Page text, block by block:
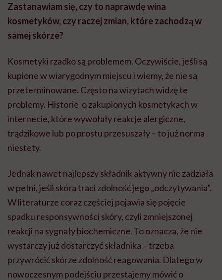
Zastanawiam się, czy to naprawdę wina
kosmetyków, czy raczej zmian, które zachodzą w
samej skórze?
Kosmetyki rzadko są problemem. Oczywiście, jeśli są
kupione w wiarygodnym miejscu i wiemy, że nie są
przeterminowane. Często na wizytach widzę te
problemy. Historie o zakupionych kosmetykach w
internecie, które wywołały reakcje alergiczne,
trądzikowe lub po prostu przesuszały – to już norma
niestety.
Jednak nawet najlepszy składnik aktywny nie zadziała
w pełni, jeśli skóra traci zdolność jego „odczytywania”.
W literaturze coraz częściej pojawia się pojęcie
spadku responsywności skóry, czyli zmniejszonej
reakcji na sygnały biochemiczne. To oznacza, że nie
wystarczy już dostarczyć składnika – trzeba
przywrócić skórze zdolność reagowania. Dlatego w
nowoczesnym podejściu przestajemy mówić o